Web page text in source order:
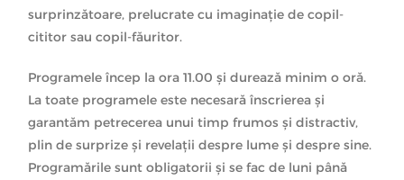
surprinzătoare, prelucrate cu imaginație de copil-
cititor sau copil-făuritor.
Programele încep la ora 11.00 şi durează minim o oră.
La toate programele este necesară înscrierea și
garantăm petrecerea unui timp frumos și distractiv,
plin de surprize și revelații despre lume și despre sine.
Programările sunt obligatorii şi se fac de luni până